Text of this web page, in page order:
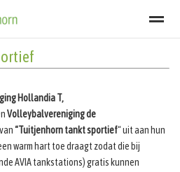
Nieuws
Hollandia T,
Volleybalvereniging de
“Tuitjenhorn tankt sportief“ uit aan hun
warm hart toe draagt zodat die bij
AVIA tankstations) gratis kunnen